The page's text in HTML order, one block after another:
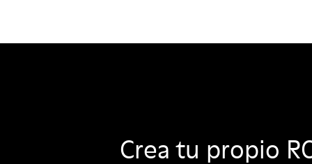
Crea tu propio